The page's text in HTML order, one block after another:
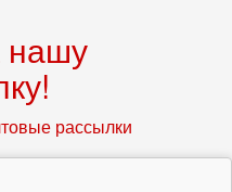
нашу
рассылки